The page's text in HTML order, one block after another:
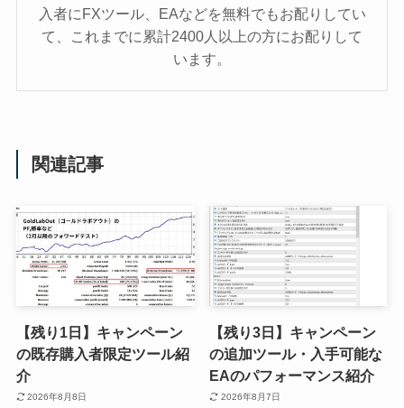
入者にFXツール、EAなどを無料でもお配りしてい
て、これまでに累計2400人以上の方にお配りして
います。
関連記事
【残り1日】キャンペーン
の既存購入者限定ツール紹
介
2026年8月8日
【残り3日】キャンペーン
の追加ツール・入手可能な
EAのパフォーマンス紹介
2026年8月7日